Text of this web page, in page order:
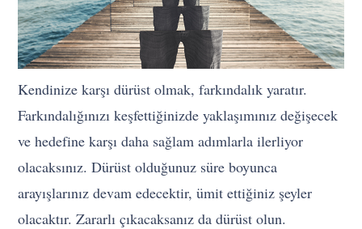
Kendinize karşı dürüst olmak, farkındalık yaratır.
Farkındalığınızı keşfettiğinizde yaklaşımınız değişecek
ve hedefine karşı daha sağlam adımlarla ilerliyor
olacaksınız. Dürüst olduğunuz süre boyunca
arayışlarınız devam edecektir, ümit ettiğiniz şeyler
olacaktır. Zararlı çıkacaksanız da dürüst olun.